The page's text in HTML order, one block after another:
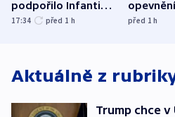
podpořilo Infantina.
UEFA trvá na
17:34 před 1 h
s
před 1h
Aktuálně z
Trump chce v